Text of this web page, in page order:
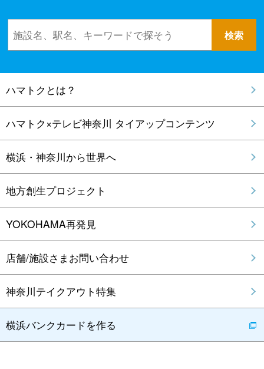
ハマトクとは？
ハマトク×テレビ神奈川 タイアップコンテンツ
横浜・神奈川から世界へ
地方創生プロジェクト
YOKOHAMA再発見
店舗/施設さまお問い合わせ
神奈川テイクアウト特集
横浜バンクカードを作る